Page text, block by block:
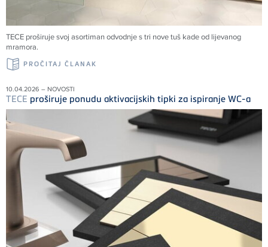
TECE proširuje svoj asortiman odvodnje s tri nove tuš kade od lijevanog
mramora.
PROČITAJ ČLANAK
10.04.2026 – NOVOSTI
TECE proširuje ponudu aktivacijskih tipki za ispiranje WC-a